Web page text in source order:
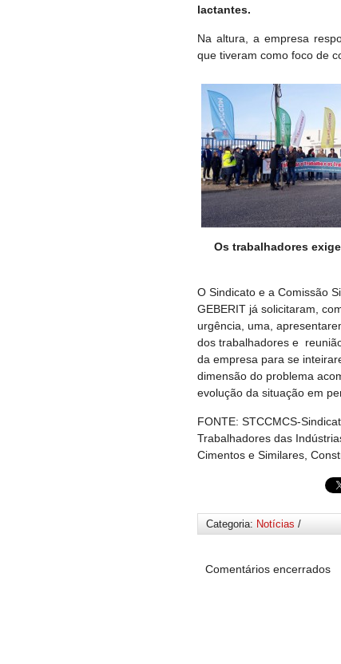
lactantes.
Na altura, a empresa
que tiveram como foco de
Os trabalhadores
O Sindicato e a Comissão
GEBERIT já solicitaram,
urgência, uma,
dos trabalhadores e
da empresa para se
dimensão do problema
evolução da situação em
FONTE: STCCMCS-
Trabalhadores das
Cimentos e Similares,
Categoria: Notícias /
Comentários encerrados